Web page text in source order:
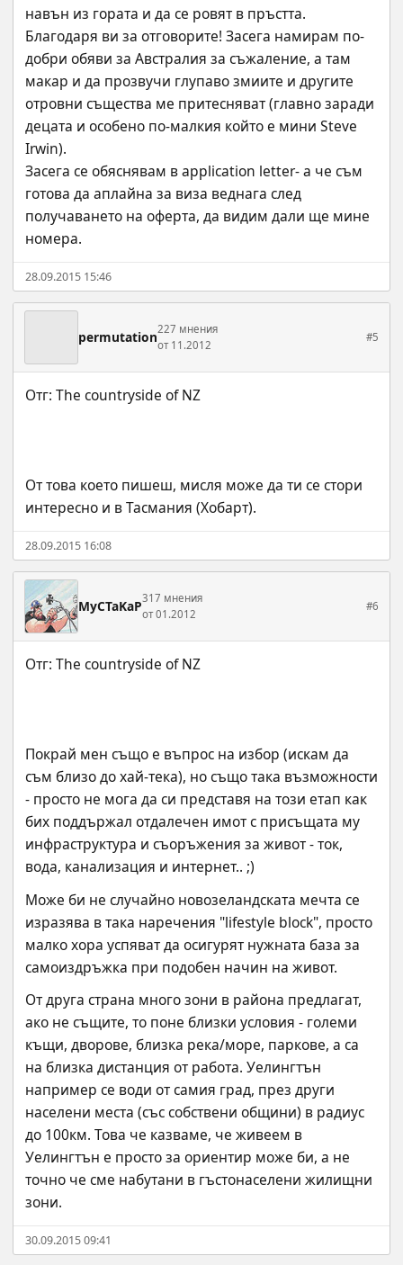
навън из гората и да се ровят в пръстта.
Благодаря ви за отговорите! Засега намирам по-
добри обяви за Австралия за съжаление, а там
макар и да прозвучи глупаво змиите и другите
отровни същества ме притесняват (главно заради
децата и особено по-малкия който е мини Steve
Irwin).
Засега се обяснявам в application letter- a че съм
готова да аплайна за виза веднага след
получаването на оферта, да видим дали ще мине
номера.
28.09.2015 15:46
permutation227 мнения
от 11.2012
#5
От това което пишеш, мисля може да ти се стори
интересно и в Тасмания (Хобарт).
28.09.2015 16:08
MyCTaKaP317 мнения
от 01.2012
#6
Покрай мен също е въпрос на избор (искам да
съм близо до хай-тека), но също така възможности
- просто не мога да си представя на този етап как
бих поддържал отдалечен имот с присъщата му
инфраструктура и съоръжения за живот - ток,
вода, канализация и интернет.. ;)
Може би не случайно новозеландската мечта се
изразява в така наречения "lifestyle block", просто
малко хора успяват да осигурят нужната база за
самоиздръжка при подобен начин на живот.
От друга страна много зони в района предлагат,
ако не същите, то поне близки условия - големи
къщи, дворове, близка река/море, паркове, а са
на близка дистанция от работа. Уелингтън
например се води от самия град, през други
населени места (със собствени общини) в радиус
до 100км. Това че казваме, че живеем в
Уелингтън е просто за ориентир може би, а не
точно че сме набутани в гъстонаселени жилищни
зони.
30.09.2015 09:41